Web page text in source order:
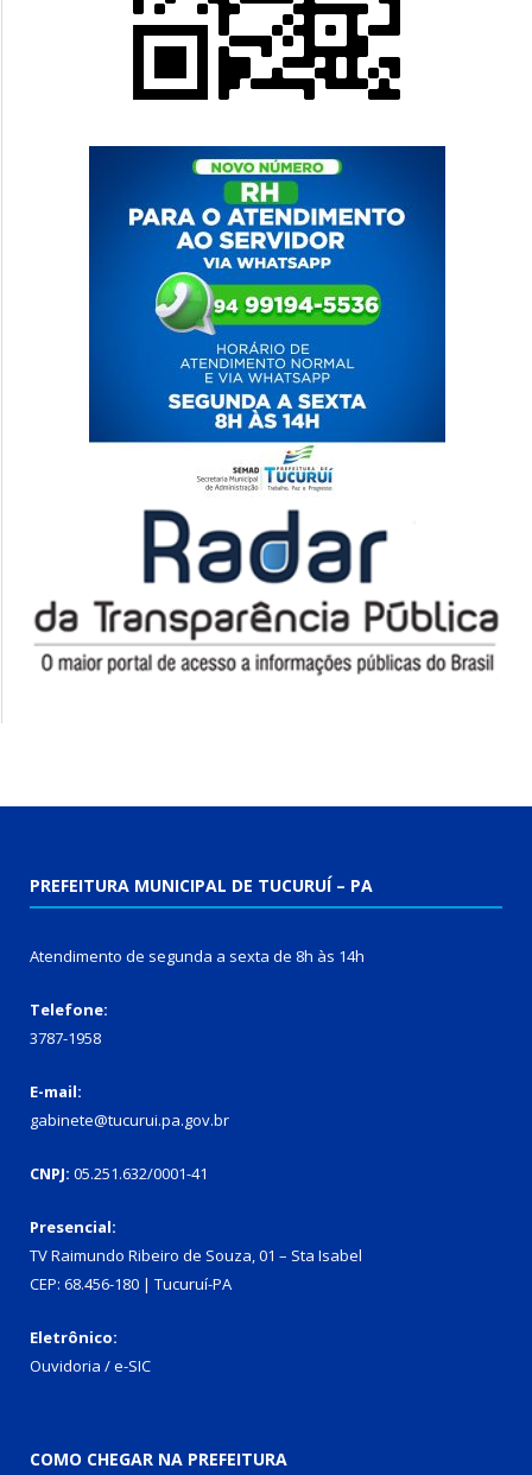
PREFEITURA MUNICIPAL DE TUCURUÍ – PA
Atendimento de segunda a sexta de 8h às 14h
Telefone:
3787-1958
E-mail:
gabinete@tucurui.pa.gov.br
CNPJ: 05.251.632/0001-41
Presencial:
TV Raimundo Ribeiro de Souza, 01 – Sta Isabel
CEP: 68.456-180 | Tucuruí-PA
Eletrônico:
Ouvidoria /e-SIC
COMO CHEGAR NA PREFEITURA